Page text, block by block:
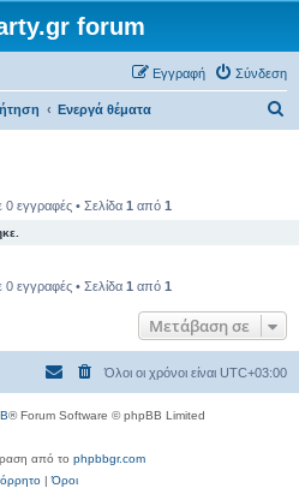
forum
Σύνδεση
Εγγραφή
Ενεργά θέματα
η
εγγραφές • Σελίδα 1 από 1
εγγραφές • Σελίδα 1 από 1
Μετάβαση σε
Όλοι οι χρόνοι είναι UTC+03:00
® Forum Software © phpBB Limited
από το phpbbgr.com
|Όροι